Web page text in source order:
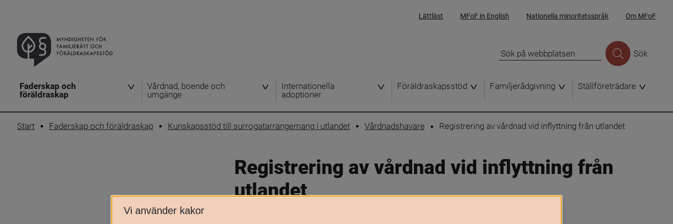
Lättläst MFoF in English Nationella minoritetsspråk Om MFoF
Sök
Faderskap och
föräldraskap
Vårdnad, boende och
umgänge
Internationella
adoptioner
Föräldraskapsstöd Familjerådgivning Ställföreträdare
Start Faderskap och föräldraskap Kunskapsstöd till surrogatarrangemang i utlandet Vårdnadshavare Registrering av vårdnad vid inflyttning från utlandet
Registrering av vårdnad vid inflyttning från
utlandet
Vi använder kakor